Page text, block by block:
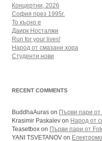
Концертни, 2026
София през 1995г.
То късно е
Даирк Носталжи
Run for your lives!
Народ от смазани хора
Студенти нови
RECENT COMMENTS
BuddhaAuras on Първи пари от
Krasimir Paskalev on Народ от
Teasetbox on Първи пари от
YANI TSVETANOV on